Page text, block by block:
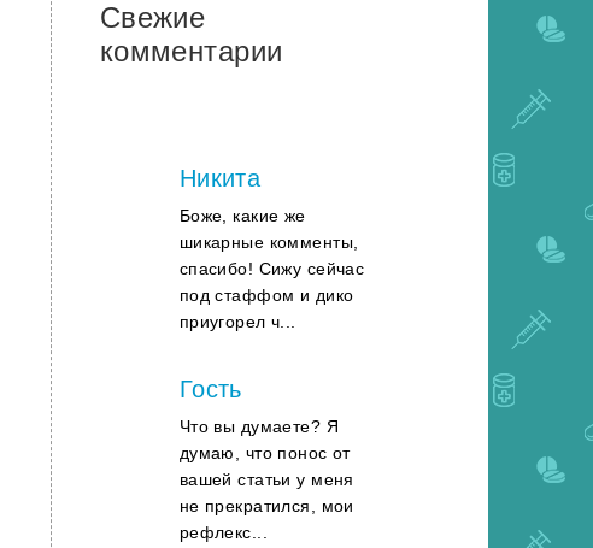
Свежие
комментарии
Никита
Боже, какие же
шикарные комменты,
спасибо! Сижу сейчас
под стаффом и дико
приугорел ч...
Гость
Что вы думаете? Я
думаю, что понос от
вашей статьи у меня
не прекратился, мои
рефлекс...